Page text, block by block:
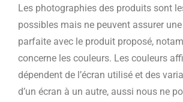
Les photographies des produits sont
possibles mais ne peuvent assurer
parfaite avec le produit proposé,
concerne les couleurs. Les couleurs
dépendent de l’écran utilisé et des
d’un écran à un autre, aussi nous ne